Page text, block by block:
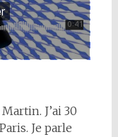
J’ai 30
Je parle